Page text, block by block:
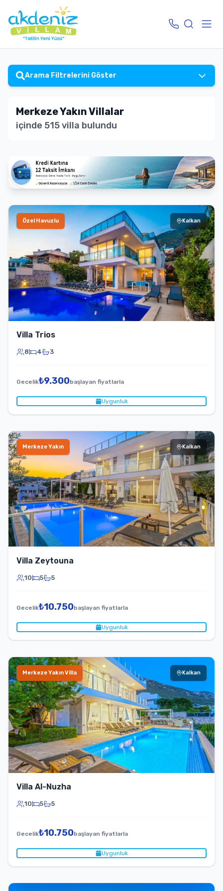
Arama Filtrelerini Göster
Merkeze Yakın Villalar
içinde 515villa bulundu
Özel Havuzlu Kalkan
Villa Trios
8 4 3
Gecelik₺9.300başlayan fiyatlarla
Uygunluk
Merkeze Yakın Kalkan
Villa Zeytouna
10 5 5
Gecelik₺10.750başlayan fiyatlarla
Uygunluk
Merkeze Yakın Villa Kalkan
Villa Al-Nuzha
10 5 5
Gecelik₺10.750başlayan fiyatlarla
Uygunluk